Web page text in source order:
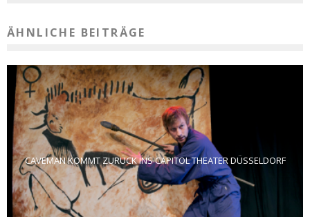
ÄHNLICHE BEITRÄGE
CAVEMAN KOMMT ZURÜCK INS CAPITOL THEATER DÜSSELDORF